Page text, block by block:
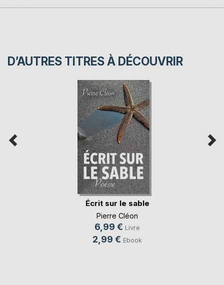
D’AUTRES TITRES À DÉCOUVRIR
Écrit sur le sable
Pierre Cléon
6,99 € Livre
2,99 € Ebook